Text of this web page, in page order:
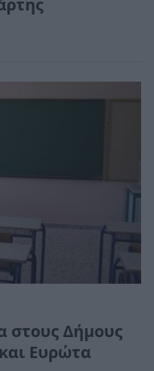
στους Δήμους
Ευρώτα